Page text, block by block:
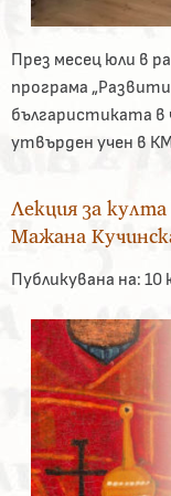
През месец юли в
програма
българистиката в
утвърден учен в
Лекция за
Мажана
Публикувана на: 10